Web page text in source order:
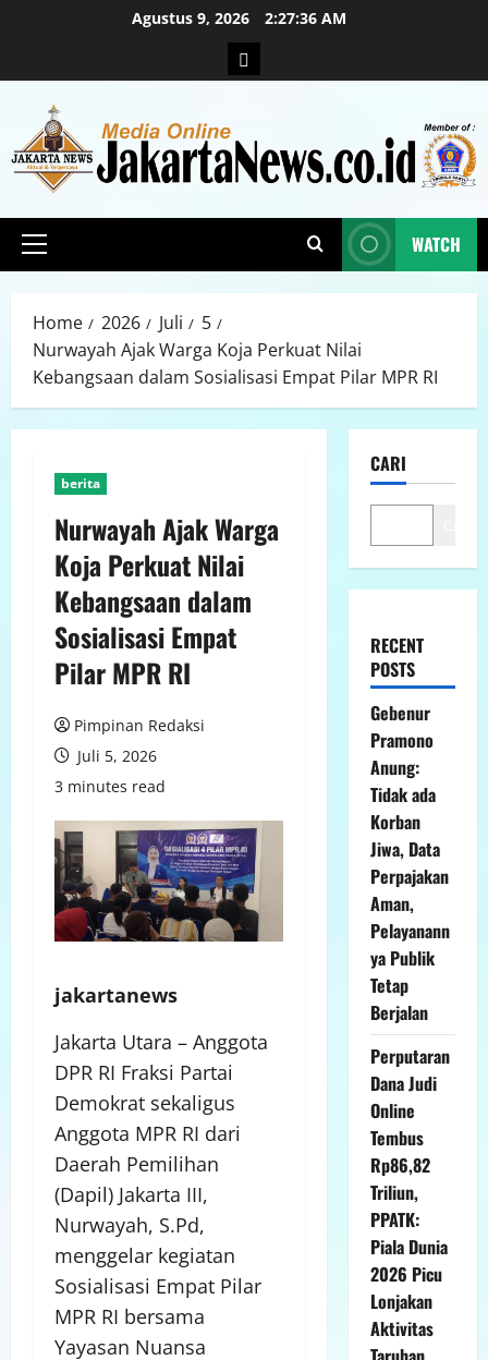
Agustus 9, 2026 2:27:38 AM
WATCH
Home 2026 Juli
5
Nurwayah Ajak Warga Koja Perkuat Nilai
Kebangsaan dalam Sosialisasi Empat Pilar MPR RI
berita
Nurwayah Ajak Warga
Koja Perkuat Nilai
Kebangsaan dalam
Sosialisasi Empat
Pilar MPR RI
Pimpinan Redaksi
Juli 5, 2026
3 minutes read
jakartanews
Jakarta Utara – Anggota
DPR RI Fraksi Partai
Demokrat sekaligus
Anggota MPR RI dari
Daerah Pemilihan
(Dapil) Jakarta III,
Nurwayah, S.Pd,
menggelar kegiatan
Sosialisasi Empat Pilar
MPR RI bersama
Yayasan Nuansa
CARI
RECENT
POSTS
Gebenur
Pramono
Anung:
Tidak ada
Korban
Jiwa, Data
Perpajakan
Aman,
Pelayanann
ya Publik
Tetap
Berjalan
Perputaran
Dana Judi
Online
Tembus
Rp86,82
Triliun,
PPATK:
Piala Dunia
2026 Picu
Lonjakan
Aktivitas